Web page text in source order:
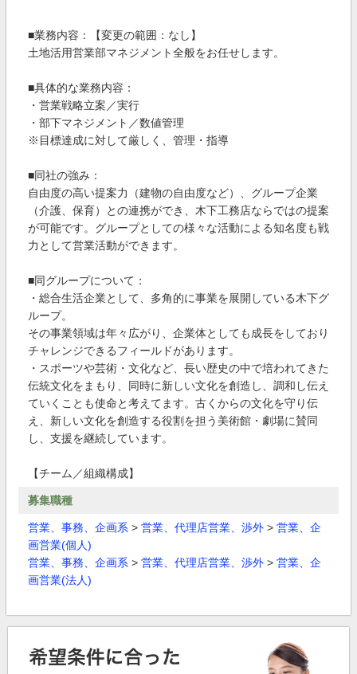
■業務内容：【変更の範囲：なし】
土地活用営業部マネジメント全般をお任せします。
■具体的な業務内容：
・営業戦略立案／実行
・部下マネジメント／数値管理
※目標達成に対して厳しく、管理・指導
■同社の強み：
自由度の高い提案力（建物の自由度など）、グループ企業
（介護、保育）との連携ができ、木下工務店ならではの提案
が可能です。グループとしての様々な活動による知名度も戦
力として営業活動ができます。
■同グループについて：
・総合生活企業として、多角的に事業を展開している木下グ
ループ。
その事業領域は年々広がり、企業体としても成長をしており
チャレンジできるフィールドがあります。
・スポーツや芸術・文化など、長い歴史の中で培われてきた
伝統文化をまもり、同時に新しい文化を創造し、調和し伝え
ていくことも使命と考えてます。古くからの文化を守り伝
え、新しい文化を創造する役割を担う美術館・劇場に賛同
し、支援を継続しています。
【チーム／組織構成】
募集職種
営業、事務、企画系 > 営業、代理店営業、渉外 > 営業、企
画営業(個人)
営業、事務、企画系 > 営業、代理店営業、渉外 > 営業、企
画営業(法人)